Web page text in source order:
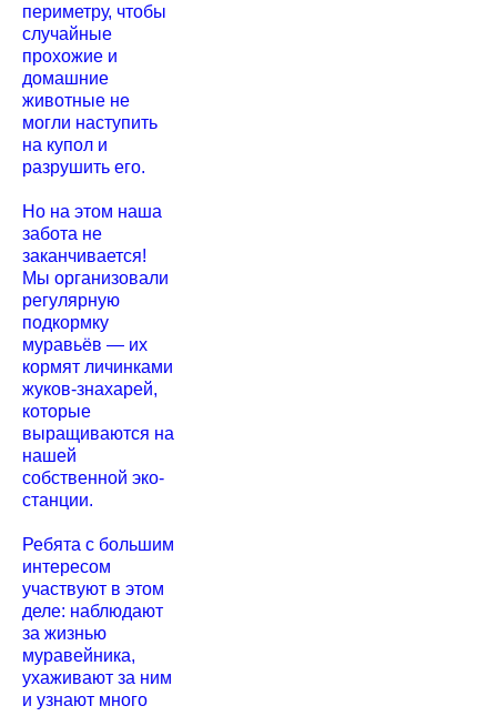
периметру, чтобы
случайные
прохожие и
домашние
животные не
могли наступить
на купол и
разрушить его.
Но на этом наша
забота не
заканчивается!
Мы организовали
регулярную
подкормку
муравьёв — их
кормят личинками
жуков-знахарей,
которые
выращиваются на
нашей
собственной эко-
станции.
Ребята с большим
интересом
участвуют в этом
деле: наблюдают
за жизнью
муравейника,
ухаживают за ним
и узнают много